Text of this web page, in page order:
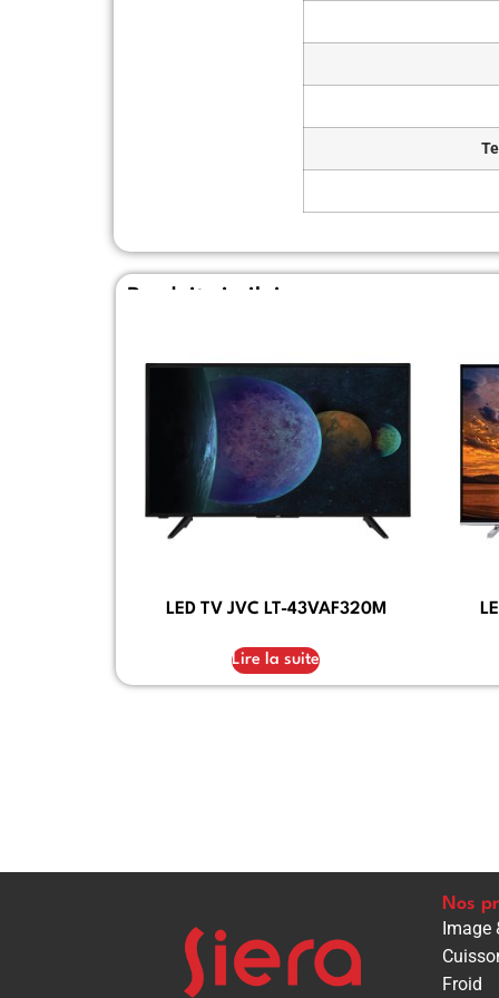
LED TV JVC LT-43VAF320M
Lire la suite
Nos
Image
Froid